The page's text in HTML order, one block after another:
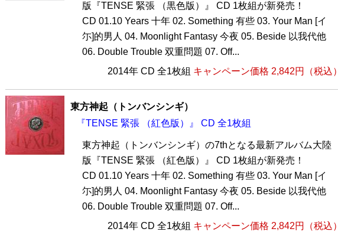
版『TENSE 緊張 （黒色版）』 CD 1枚組が新発売！
CD 01.10 Years 十年 02. Something 有些 03. Your Man [イ
尓]的男人 04. Moonlight Fantasy 今夜 05. Beside 以我代他
06. Double Trouble 双重問題 07. Off...
2014年 CD 全1枚組 キャンペーン価格 2,842円（税込）
東方神起（トンバンシンギ）
『TENSE 緊張 （紅色版）』 CD 全1枚組
東方神起（トンバンシンギ）の7thとなる最新アルバム大陸
版『TENSE 緊張 （紅色版）』 CD 1枚組が新発売！
CD 01.10 Years 十年 02. Something 有些 03. Your Man [イ
尓]的男人 04. Moonlight Fantasy 今夜 05. Beside 以我代他
06. Double Trouble 双重問題 07. Off...
2014年 CD 全1枚組 キャンペーン価格 2,842円（税込）